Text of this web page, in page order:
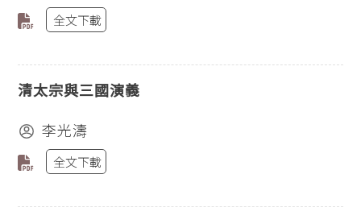
全文下載
清太宗與三國演義
李光濤
全文下載